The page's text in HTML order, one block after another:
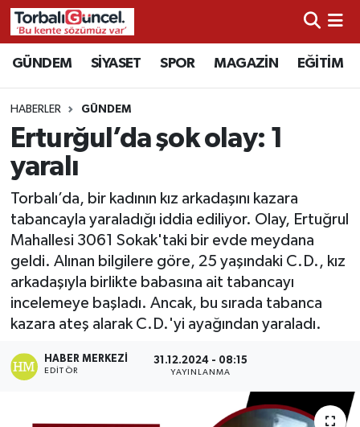
GÜNDEM SİYASET SPOR MAGAZİN EĞİTİM
HABERLER GÜNDEM
Erturğul’da şok olay: 1
yaralı
Torbalı’da, bir kadının kız arkadaşını kazara
tabancayla yaraladığı iddia ediliyor. Olay, Ertuğrul
Mahallesi 3061 Sokak'taki bir evde meydana
geldi. Alınan bilgilere göre, 25 yaşındaki C.D., kız
arkadaşıyla birlikte babasına ait tabancayı
incelemeye başladı. Ancak, bu sırada tabanca
kazara ateş alarak C.D.'yi ayağından yaraladı.
HABER MERKEZI
EDITÖR
31.12.2024 - 08:15
YAYINLANMA
İzmir Nöbetçi Eczaneler
İzmir Hava Durumu
İzmir Namaz Vakitleri
Süper Lig Puan Durumu ve Fikstür
Tüm Manşetler
Son Dakika Haberleri